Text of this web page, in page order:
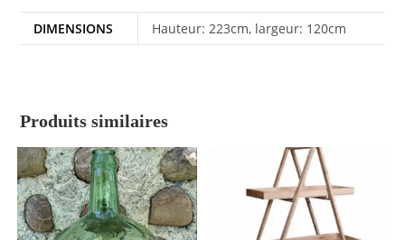
DIMENSIONS Hauteur: 223cm, largeur: 120cm
Produits similaires